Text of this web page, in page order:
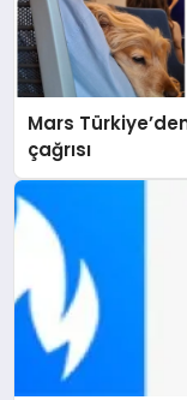
Mars
çağrısı